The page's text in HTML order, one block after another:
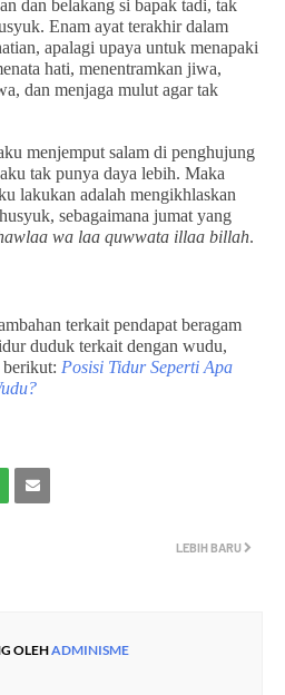
dan belakang si bapak tadi, tak
Enam ayat terakhir dalam
apalagi upaya untuk menapaki
hati, menentramkan jiwa,
dan menjaga mulut agar tak
menjemput salam di penghujung
tak punya daya lebih. Maka
lakukan adalah mengikhlaskan
sebagaimana jumat yang
wa laa quwwata illaa billah.
terkait pendapat beragam
duduk terkait dengan wudu,
berikut: Posisi Tidur Seperti Apa
LEBIH BARU
OLEHADMINISME